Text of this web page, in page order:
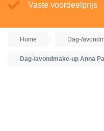
Vaste voordeelprijs
Home Dag-/
Dag-/avondmake-up Anna